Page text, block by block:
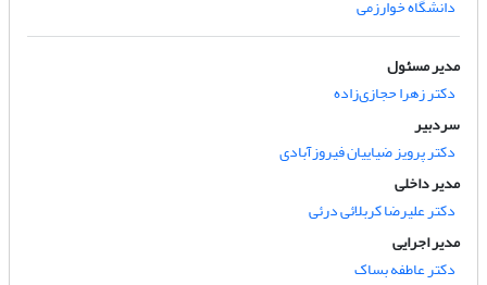
دانشگاه خوارزمی
مدیر مسئول
دکتر زهرا حجازی‌زاده
سردبیر
دکتر پرویز ضیاییان فیروزآبادی
مدیر داخلی
دکتر علیرضا کربلائی درئی
مدیر اجرایی
دکتر عاطفه بساک